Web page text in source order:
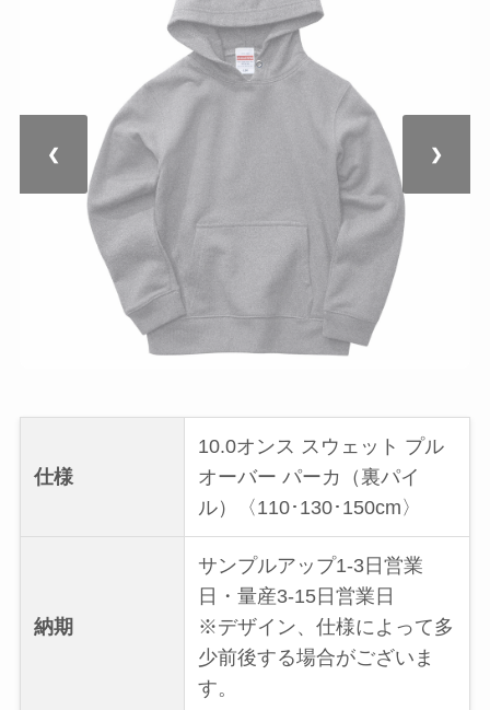
❮ ❯
仕様
10.0オンス スウェット プル
オーバー パーカ（裏パイ
ル）〈110･130･150cm〉
納期
サンプルアップ1-3日営業
日・量産3-15日営業日
※デザイン、仕様によって多
少前後する場合がございま
す。